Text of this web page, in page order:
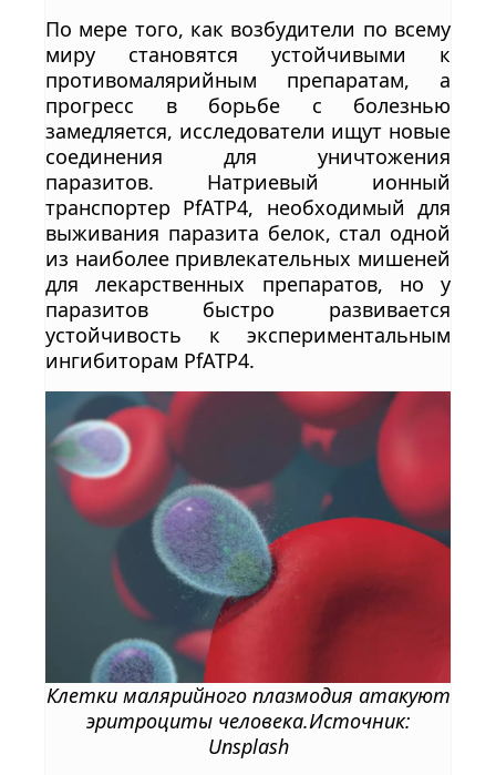
По мере того, как возбудители по всему
миру становятся устойчивыми к
противомалярийным препаратам, а
прогресс в борьбе с болезнью
замедляется, исследователи ищут новые
соединения для уничтожения
паразитов. Натриевый ионный
транспортер PfATP4, необходимый для
выживания паразита белок, стал одной
из наиболее привлекательных мишеней
для лекарственных препаратов, но у
паразитов быстро развивается
устойчивость к экспериментальным
ингибиторам PfATP4.
Клетки малярийного плазмодия атакуют
эритроциты человека.Источник:
Unsplash